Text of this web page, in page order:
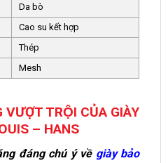
Da bò
Cao su kết hợp
Thép
Mesh
VƯỢT TRỘI CỦA GIÀY
– HANS
đáng chú ý về giày bảo